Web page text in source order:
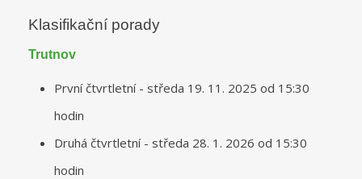
Klasifikační porady
Trutnov
První čtvrtletní - středa 19. 11. 2025 od 15:30
hodin
Druhá čtvrtletní - středa 28. 1. 2026 od 15:30
hodin